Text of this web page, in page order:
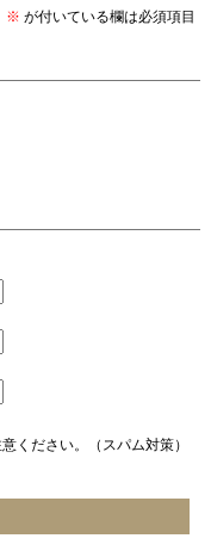
※ が付いている欄は必須項目
ください。（スパム対策）